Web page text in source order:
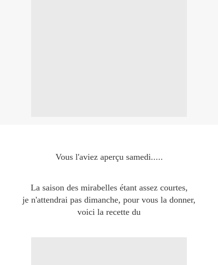
Vous l'aviez aperçu samedi.....
La saison des mirabelles étant assez courtes,
je n'attendrai pas dimanche, pour vous la donner,
voici la recette du